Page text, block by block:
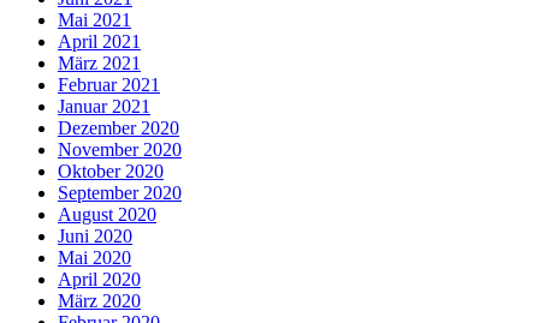
Mai 2021
April 2021
März 2021
Februar 2021
Januar 2021
Dezember 2020
November 2020
Oktober 2020
September 2020
August 2020
Juni 2020
Mai 2020
April 2020
März 2020